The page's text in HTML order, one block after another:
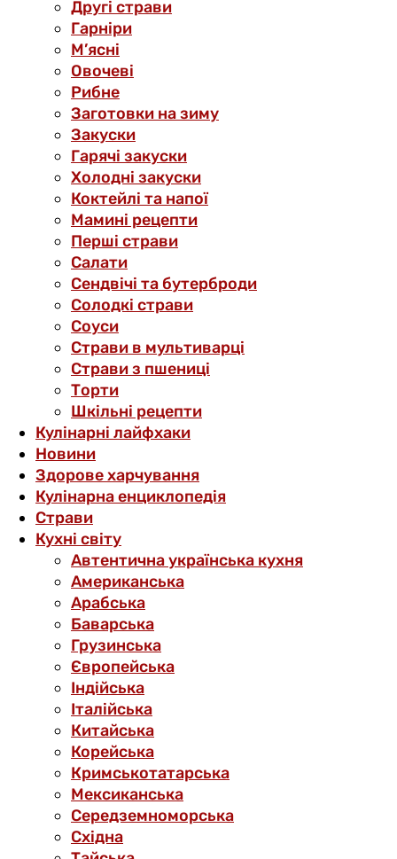
Другі страви
Гарніри
М’ясні
Овочеві
Рибне
Заготовки на зиму
Закуски
Гарячі закуски
Холодні закуски
Коктейлі та напої
Мамині рецепти
Перші страви
Салати
Сендвічі та бутерброди
Солодкі страви
Соуси
Страви в мультиварці
Страви з пшениці
Торти
Шкільні рецепти
Кулінарні лайфхаки
Новини
Здорове харчування
Кулінарна енциклопедія
Страви
Кухні світу
Автентична українська кухня
Американська
Арабська
Баварська
Грузинська
Європейська
Індійська
Італійська
Китайська
Корейська
Кримськотатарська
Мексиканська
Середземноморська
Східна